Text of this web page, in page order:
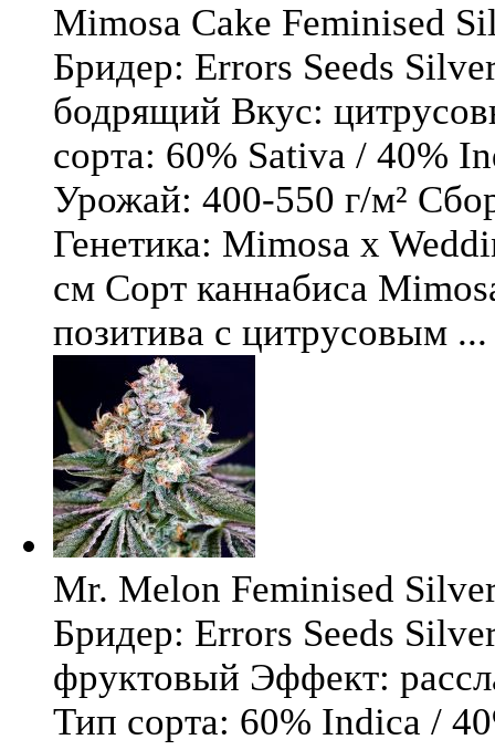
Mimosa Cake Feminised
Бридер: Errors Seeds
бодрящий Вкус:
сорта: 60% Sativa / 40%
Урожай: 400-550 г/м²
Генетика: Mimosa x
см Сорт каннабиса
позитива с цитрусовым ...
Mr. Melon Feminised
Бридер: Errors Seeds
фруктовый Эффект:
Тип сорта: 60% Indica /